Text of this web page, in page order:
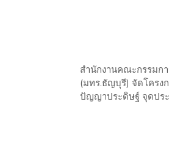
สำนักงานคณะกรรมก
(มทร.ธัญบุรี) จัดโครง
ปัญญาประดิษฐ์ จุดปร